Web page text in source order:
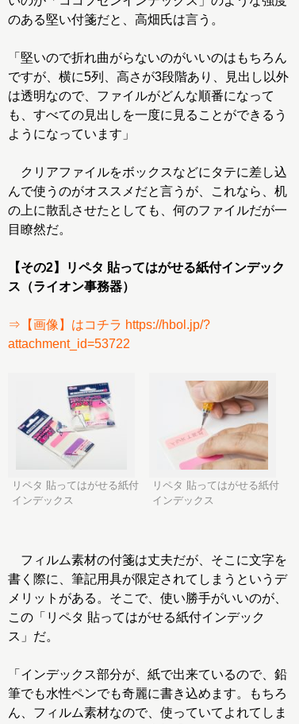
のある堅い付箋だと、高畑氏は言う。
「堅いので折れ曲がらないのがいいのはもちろん
ですが、横に5列、高さが3段階あり、見出し以外
は透明なので、ファイルがどんな順番になって
も、すべての見出しを一度に見ることができるう
ようになっています」
クリアファイルをボックスなどにタテに差し込
んで使うのがオススメだと言うが、これなら、机
の上に散乱させたとしても、何のファイルだが一
目瞭然だ。
【その2】リペタ 貼ってはがせる紙付インデック
ス（ライオン事務器）
⇒【画像】はコチラ https://hbol.jp/?
attachment_id=53722
リペタ 貼ってはがせる紙付
インデックス
リペタ 貼ってはがせる紙付
インデックス
フィルム素材の付箋は丈夫だが、そこに文字を
書く際に、筆記用具が限定されてしまうというデ
メリットがある。そこで、使い勝手がいいのが、
この「リペタ 貼ってはがせる紙付インデック
ス」だ。
「インデックス部分が、紙で出来ているので、鉛
筆でも水性ペンでも奇麗に書き込めます。もちろ
ん、フィルム素材なので、使っていてよれてしま